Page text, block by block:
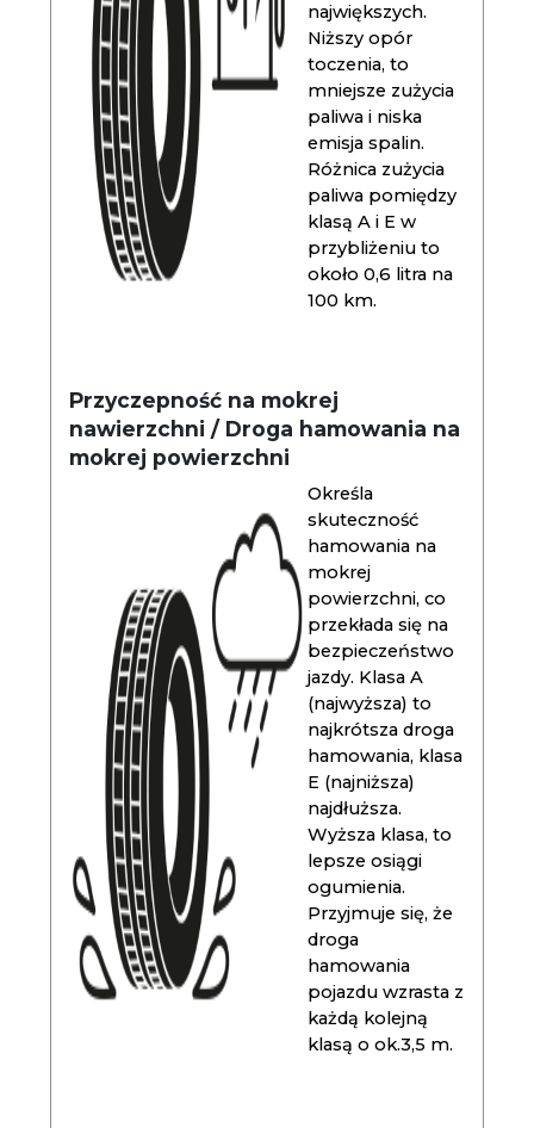
największych.
Niższy opór
toczenia, to
mniejsze zużycia
paliwa i niska
emisja spalin.
Różnica zużycia
paliwa pomiędzy
klasą A i E w
przybliżeniu to
około 0,6 litra na
100 km.
Przyczepność na mokrej
nawierzchni / Droga hamowania na
mokrej powierzchni
Określa
skuteczność
hamowania na
mokrej
powierzchni, co
przekłada się na
bezpieczeństwo
jazdy. Klasa A
(najwyższa) to
najkrótsza droga
hamowania, klasa
E (najniższa)
najdłuższa.
Wyższa klasa, to
lepsze osiągi
ogumienia.
Przyjmuje się, że
droga
hamowania
pojazdu wzrasta z
każdą kolejną
klasą o ok.3,5 m.